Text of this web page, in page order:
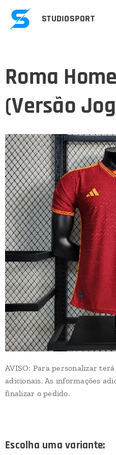
STUDIOSPORT
Roma
(Versão
AVISO: Para personalizar
adicionais. As informações
finalizar o pedido.
Escolha uma variante: